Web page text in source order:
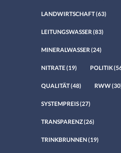
LANDWIRTSCHAFT(63)
LEITUNGSWASSER (83)
MINERALWASSER (24)
NITRATE(19) POLITIK
QUALITÄT(48) RWW
SYSTEMPREIS(27)
TRANSPARENZ(26)
TRINKBRUNNEN(19)